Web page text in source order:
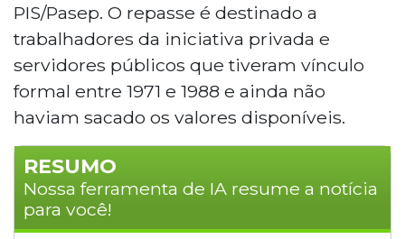
PIS/Pasep. O repasse é destinado a
trabalhadores da iniciativa privada e
servidores públicos que tiveram vínculo
formal entre 1971 e 1988 e ainda não
haviam sacado os valores disponíveis.
RESUMO
Nossa ferramenta de IA resume a notícia
para você!